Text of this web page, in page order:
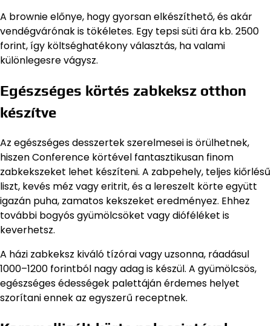
A brownie előnye, hogy gyorsan elkészíthető, és akár
vendégvárónak is tökéletes. Egy tepsi süti ára kb. 2500
forint, így költséghatékony választás, ha valami
különlegesre vágysz.
Egészséges körtés zabkeksz otthon
készítve
Az egészséges desszertek szerelmesei is örülhetnek,
hiszen Conference körtével fantasztikusan finom
zabkekszeket lehet készíteni. A zabpehely, teljes kiőrlésű
liszt, kevés méz vagy eritrit, és a lereszelt körte együtt
igazán puha, zamatos kekszeket eredményez. Ehhez
további bogyós gyümölcsöket vagy dióféléket is
keverhetsz.
A házi zabkeksz kiváló tízórai vagy uzsonna, ráadásul
1000–1200 forintból nagy adag is készül. A gyümölcsös,
egészséges édességek palettáján érdemes helyet
szorítani ennek az egyszerű receptnek.